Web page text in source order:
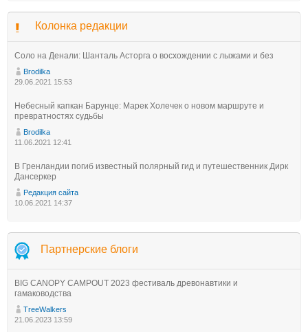
Колонка редакции
Соло на Денали: Шанталь Асторга о восхождении с лыжами и без
Brodilka
29.06.2021 15:53
Небесный капкан Барунце: Марек Холечек о новом маршруте и
превратностях судьбы
Brodilka
11.06.2021 12:41
В Гренландии погиб известный полярный гид и путешественник Дирк
Дансеркер
Редакция сайта
10.06.2021 14:37
Партнерские блоги
BIG CANOPY CAMPOUT 2023 фестиваль древонавтики и
гамаководства
TreeWalkers
21.06.2023 13:59